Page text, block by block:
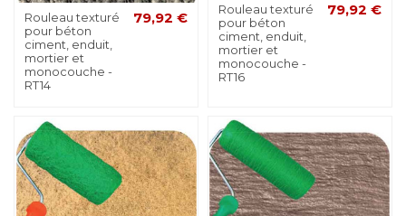
Rouleau texturé
pour béton
ciment, enduit,
mortier et
monocouche -
RT14
79,92 €
Rouleau texturé
pour béton
ciment, enduit,
mortier et
monocouche -
RT16
79,92 €